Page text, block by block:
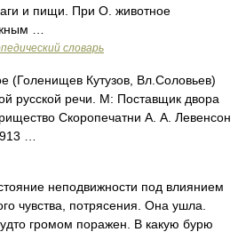
и пищи. При О. животное
…
словарь
(Голенищев Кутузов, Вл.Соловьев)
русской речи. М: Поставщик двора
Скоропечатни А. А. Левенсон
…
неподвижности под влиянием
чувства, потрясения. Она ушла.
громом поражен. В какую бурю